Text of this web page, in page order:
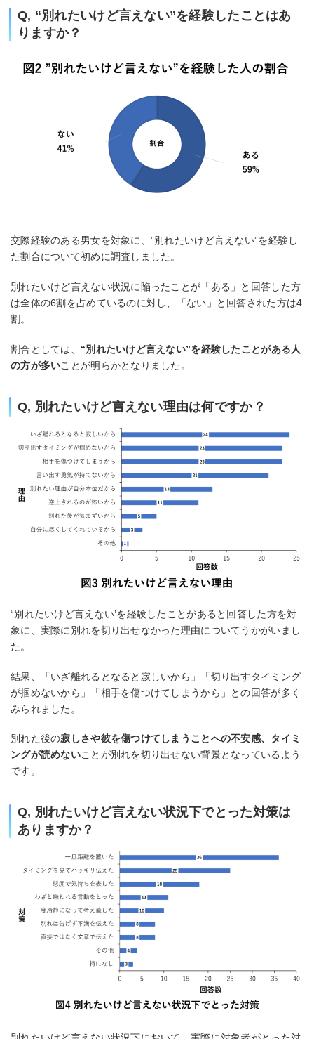
Q, “別れたいけど言えない”を経験したことはあ
りますか？
交際経験のある男女を対象に、”別れたいけど言えない”を経験し
た割合について初めに調査しました。
別れたいけど言えない状況に陥ったことが「ある」と回答した方
は全体の6割を占めているのに対し、「ない」と回答された方は4
割。
割合としては、 “別れたいけど言えない”を経験したことがある人
の方が多いことが明らかとなりました。
Q, 別れたいけど言えない理由は何ですか？
“別れたいけど言えない’を経験したことがあると回答した方を対
象に、実際に別れを切り出せなかった理由についてうかがいまし
た。
結果、「いざ離れるとなると寂しいから」「切り出すタイミング
が掴めないから」「相手を傷つけてしまうから」との回答が多く
みられました。
別れた後の寂しさや彼を傷つけてしまうことへの不安感、タイミ
ングが読めないことが別れを切り出せない背景となっているよう
です。
Q, 別れたいけど言えない状況下でとった対策は
ありますか？